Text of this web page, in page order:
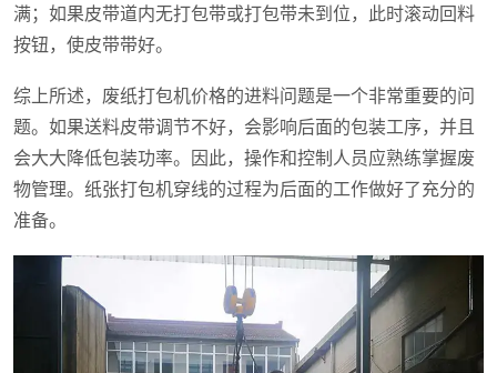
满；如果皮带道内无打包带或打包带未到位，此时滚动回料
按钮，使皮带带好。
综上所述，废纸打包机价格的进料问题是一个非常重要的问
题。如果送料皮带调节不好，会影响后面的包装工序，并且
会大大降低包装功率。因此，操作和控制人员应熟练掌握废
物管理。纸张打包机穿线的过程为后面的工作做好了充分的
准备。